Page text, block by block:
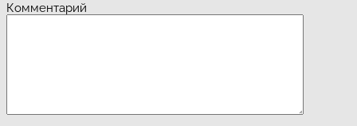
Комментарий